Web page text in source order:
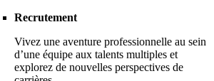
Recrutement
Vivez une aventure professionnelle au sein
d’une équipe aux talents multiples et
explorez de nouvelles perspectives de